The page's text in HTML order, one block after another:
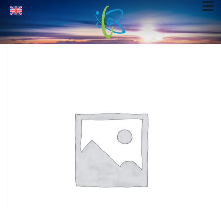
Home Tubi di combustione e riduzione/ Tubo di Quarzo
Trasparente 26x450mm. 1 pc.